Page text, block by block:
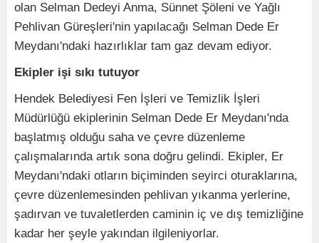
olan Selman Dedeyi Anma, Sünnet Şöleni ve Yağlı
Pehlivan Güreşleri'nin yapılacağı Selman Dede Er
Meydanı'ndaki hazırlıklar tam gaz devam ediyor.
Ekipler işi sıkı tutuyor
Hendek Belediyesi Fen İşleri ve Temizlik İşleri
Müdürlüğü ekiplerinin Selman Dede Er Meydanı'nda
başlatmış olduğu saha ve çevre düzenleme
çalışmalarında artık sona doğru gelindi. Ekipler, Er
Meydanı'ndaki otların biçiminden seyirci oturaklarına,
çevre düzenlemesinden pehlivan yıkanma yerlerine,
şadırvan ve tuvaletlerden caminin iç ve dış temizliğine
kadar her şeyle yakından ilgileniyorlar.